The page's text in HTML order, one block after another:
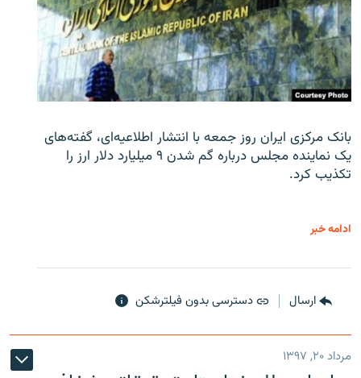
بانک مرکزی ایران روز جمعه با انتشار اطلاعیه‌ای، گفته‌های
یک نماینده مجلس درباره گم شدن ۹ میلیارد دلار ارز را
تکذیب کرد.
ادامه خبر
ارسال دسترسی بدون فیلترشکن
مرداد ۲۰, ۱۳۹۷